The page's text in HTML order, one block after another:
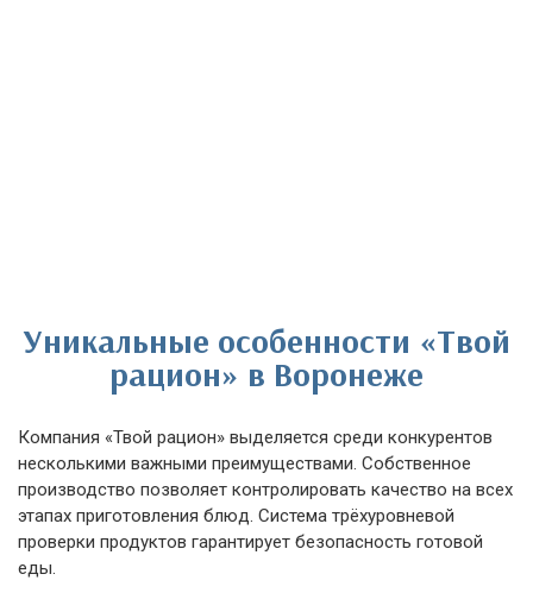
Уникальные особенности «Твой
рацион» в Воронеже
Компания «Твой рацион» выделяется среди конкурентов
несколькими важными преимуществами. Собственное
производство позволяет контролировать качество на всех
этапах приготовления блюд. Система трёхуровневой
проверки продуктов гарантирует безопасность готовой
еды.